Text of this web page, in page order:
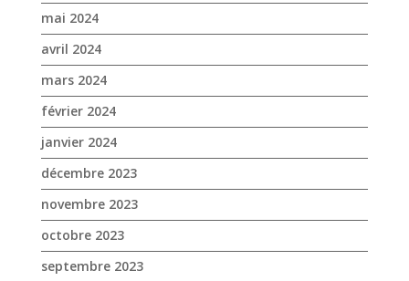
mai 2024
avril 2024
mars 2024
février 2024
janvier 2024
décembre 2023
novembre 2023
octobre 2023
septembre 2023